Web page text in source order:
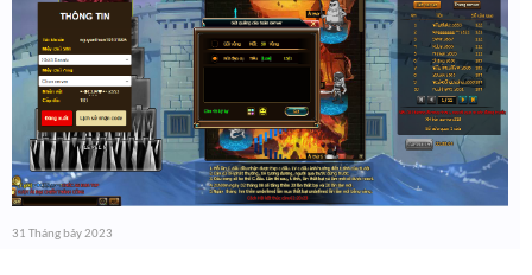
31 Tháng bảy 2023